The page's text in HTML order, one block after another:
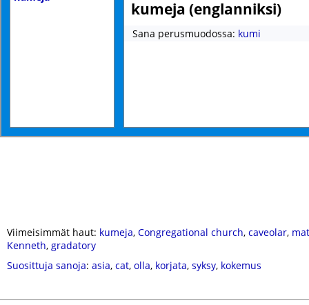
kumeja (englanniksi)
Sana perusmuodossa: kumi
Viimeisimmät haut: kumeja, Congregational church, caveolar,
Kenneth, gradatory
Suosittuja sanoja: asia, cat, olla, korjata, syksy, kokemus